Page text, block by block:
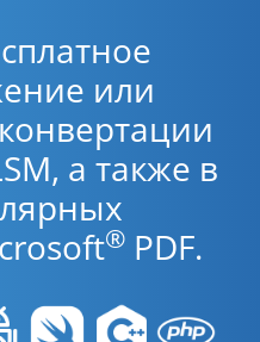
или
а также в
® PDF.